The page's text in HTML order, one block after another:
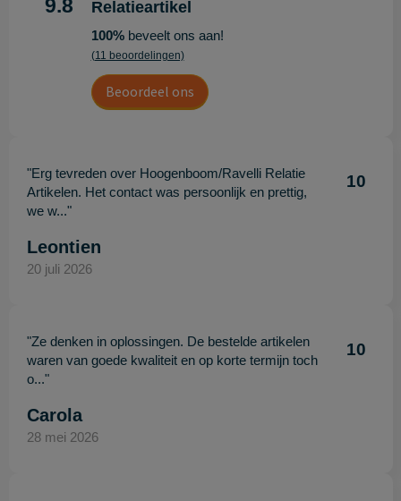
9.8 Relatieartikel
100%beveelt ons aan!
(11 beoordelingen)
Beoordeel ons
"Erg tevreden over Hoogenboom/Ravelli Relatie
Artikelen. Het contact was persoonlijk en prettig,
we w..."
10
Leontien
20 juli 2026
"Ze denken in oplossingen. De bestelde artikelen
waren van goede kwaliteit en op korte termijn toch
o..."
10
Carola
28 mei 2026